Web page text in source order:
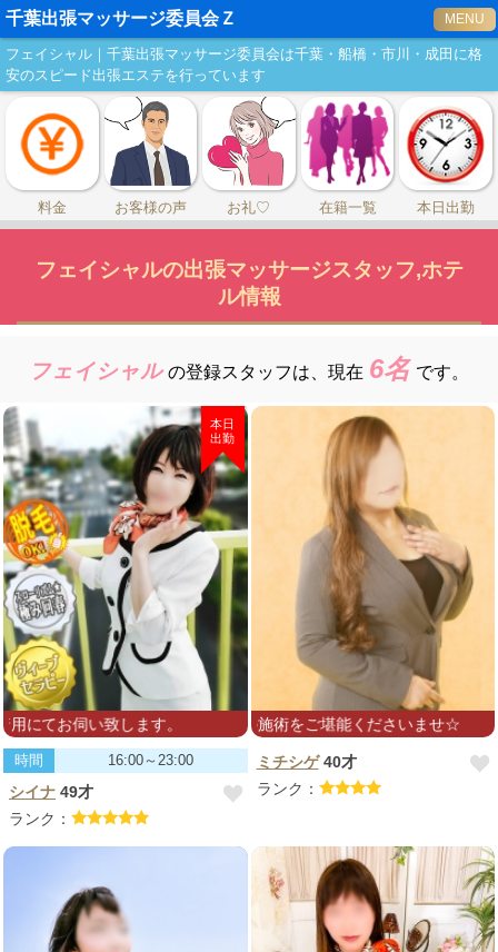
千葉出張マッサージ委員会Ｚ MENU
フェイシャル｜千葉出張マッサージ委員会は千葉・船橋・市川・成田に格
安のスピード出張エステを行っています
料金 お客様の声 お礼♡ 在籍一覧 本日出勤
フェイシャルの出張マッサージスタッフ,ホテ
ル情報
フェイシャル の登録スタッフは、 現在 6名 です。
本日
出勤
にてお伺い致します。
時間 16:00～23:00
シイナ 49才
ランク：
プロ級の施術をご堪能くださいませ☆
ミチシゲ40才
ランク：